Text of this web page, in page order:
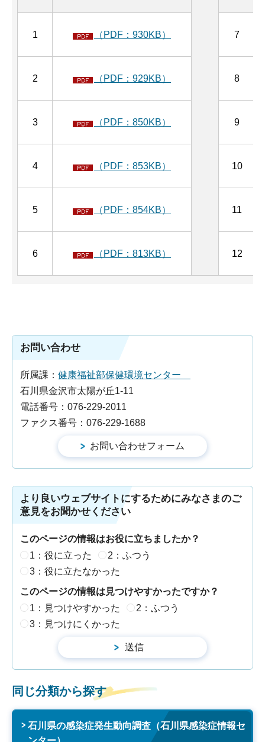
1 （PDF：930KB） 7
2 （PDF：929KB） 8
3 （PDF：850KB） 9
4 （PDF：853KB） 10
5 （PDF：854KB） 11
6 （PDF：813KB） 12
お問い合わせ
所属課： 健康福祉部保健環境センター
石川県金沢市太陽が丘1-11
電話番号：076-229-2011
ファクス番号：076-229-1688
より良いウェブサイトにするためにみなさまのご
意見をお聞かせください
このページの情報はお役に立ちましたか？
1：役に立った
2：ふつう
3：役に立たなかった
このページの情報は見つけやすかったですか？
1：見つけやすかった
2：ふつう
3：見つけにくかった
同じ分類から探す
石川県の感染症発生動向調査（石川県感染症情報セ